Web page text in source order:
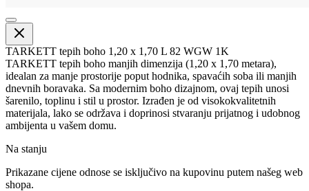
TARKETT tepih boho 1,20 x 1,70 L 82 WGW 1K
TARKETT tepih boho manjih dimenzija (1,20 x 1,70 metara),
idealan za manje prostorije poput hodnika, spavaćih soba ili manjih
dnevnih boravaka. Sa modernim boho dizajnom, ovaj tepih unosi
šarenilo, toplinu i stil u prostor. Izrađen je od visokokvalitetnih
materijala, lako se održava i doprinosi stvaranju prijatnog i udobnog
ambijenta u vašem domu.
Na stanju
Prikazane cijene odnose se isključivo na kupovinu putem našeg web
shopa.